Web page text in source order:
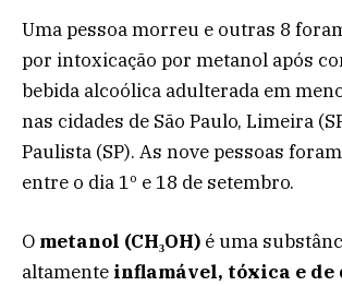
Uma pessoa morreu e outras 8
por intoxicação por metanol após
bebida alcoólica adulterada em
nas cidades de São Paulo, Limeira
Paulista (SP). As nove pessoas
entre o dia 1º e 18 de setembro.
O metanol (CH₃OH) é uma
altamente inflamável, tóxica e